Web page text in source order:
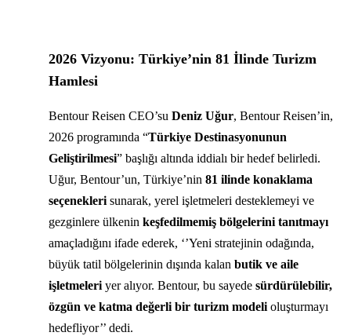
2026 Vizyonu: Türkiye’nin 81 İlinde Turizm
Hamlesi
Bentour Reisen CEO’su Deniz Uğur, Bentour Reisen’in,
2026 programında “Türkiye Destinasyonunun
Geliştirilmesi” başlığı altında iddialı bir hedef belirledi.
Uğur, Bentour’un, Türkiye’nin 81 ilinde konaklama
seçenekleri sunarak, yerel işletmeleri desteklemeyi ve
gezginlere ülkenin keşfedilmemiş bölgelerini tanıtmayı
amaçladığını ifade ederek, ‘’Yeni stratejinin odağında,
büyük tatil bölgelerinin dışında kalan butik ve aile
işletmeleri yer alıyor. Bentour, bu sayede sürdürülebilir,
özgün ve katma değerli bir turizm modeli oluşturmayı
hedefliyor’’ dedi.